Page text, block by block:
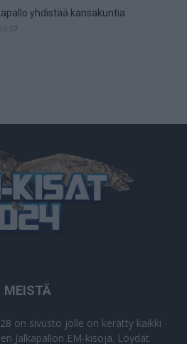
yhdistää kansakuntia
MEISTÄ
on sivusto jolle on kerätty kaikki
Jalkapallon EM-kisoja. Löydät